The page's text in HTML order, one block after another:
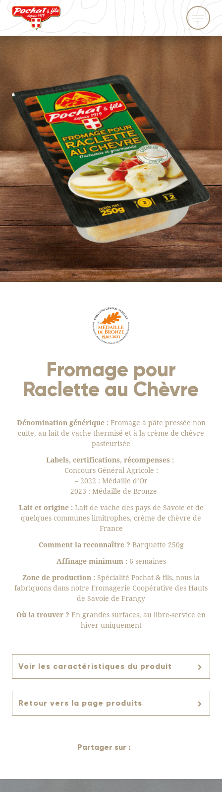
Fromage pour
Raclette au Chèvre
Dénomination générique : Fromage à pâte pressée non
cuite, au lait de vache thermisé et à la crème de chèvre
pasteurisée
Labels, certifications, récompenses :
Concours Général Agricole :
– 2022 : Médaille d’Or
– 2023 : Médaille de Bronze
Lait et origine : Lait de vache des pays de Savoie et de
quelques communes limitrophes, crème de chèvre de
France
Comment la reconnaître ? Barquette 250g
Affinage minimum : 6 semaines
Zone de production : Spécialité Pochat & fils, nous la
fabriquons dans notre Fromagerie Coopérative des Hauts
de Savoie de Frangy
Où la trouver ? En grandes surfaces, au libre-service en
hiver uniquement
Voir les caractéristiques du produit
Retour vers la page produits
Partager sur :